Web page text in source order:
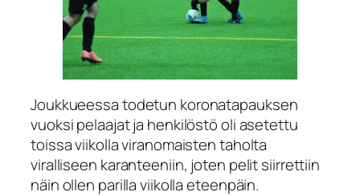
Joukkueessa todetun koronatapauksen
vuoksi pelaajat ja henkilöstö oli asetettu
toissa viikolla viranomaisten taholta
viralliseen karanteeniin, joten pelit siirrettiin
näin ollen parilla viikolla eteenpäin.